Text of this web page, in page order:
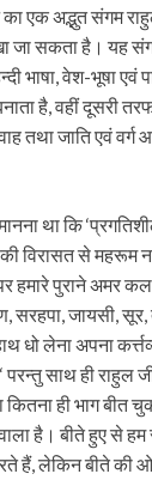
का एक अद्भुत संगम
जा सकता है। यह
भाषा, वेश-भूषा एवं
है, वहीं दूसरी
तथा जाति एवं वर्ग
था कि
की विरासत से
हमारे पुराने अमर
सरहपा, जायसी,
धो लेना अपना
परन्तु साथ ही राहुल
कितना ही भाग बीत
है। बीते हुए से हम
हैं, लेकिन बीते की